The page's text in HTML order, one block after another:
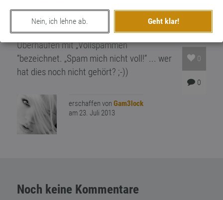
Nein, ich lehne ab. Geht klar!
des Wortes geht noch weiter. Heutzutage
wird jede kommunikative Form von
Überhäufen mit „Vollspammen
”bezeichnet. „Spam mich nicht voll!” ... wer
hat dies noch nicht gehört? ;-))
0
0
erschaffen von Gam3lock
am 23. Juli 2013
Noch keine Kommentare